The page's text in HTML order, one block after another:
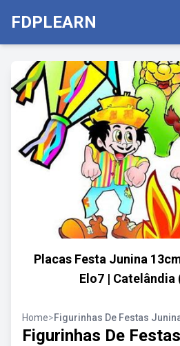
FDPLEARN
Placas Festa Junina
Elo7 | Catelândia
Home>Figurinhas De Festas
Figurinhas De